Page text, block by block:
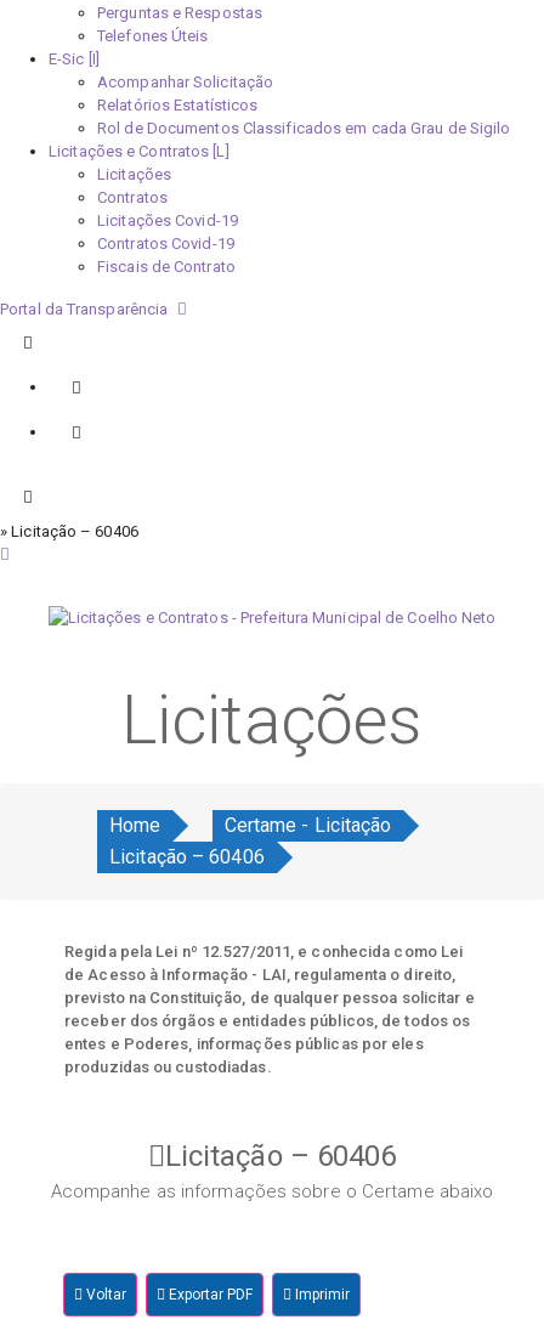
Perguntas e Respostas
Telefones Úteis
E-Sic [I]
Acompanhar Solicitação
Relatórios Estatísticos
Rol de Documentos Classificados em cada Grau de Sigilo
Licitações e Contratos [L]
Licitações
Contratos
Licitações Covid-19
Contratos Covid-19
Fiscais de Contrato
Portal da Transparência
» Licitação – 60406
Licitações
Home
Certame - Licitação
Licitação – 60406
Regida pela Lei nº 12.527/2011, e conhecida como Lei
de Acesso à Informação - LAI, regulamenta o direito,
previsto na Constituição, de qualquer pessoa solicitar e
receber dos órgãos e entidades públicos, de todos os
entes e Poderes, informações públicas por eles
produzidas ou custodiadas.
Licitação – 60406
Acompanhe as informações sobre o Certame abaixo
Voltar Exportar PDF Imprimir